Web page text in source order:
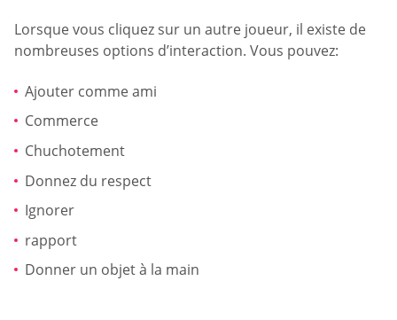
Lorsque vous cliquez sur un autre joueur, il existe de
nombreuses options d’interaction. Vous pouvez:
Ajouter comme ami
Commerce
Chuchotement
Donnez du respect
Ignorer
rapport
Donner un objet à la main